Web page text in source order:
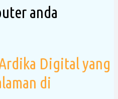
anda
Digital yang
di